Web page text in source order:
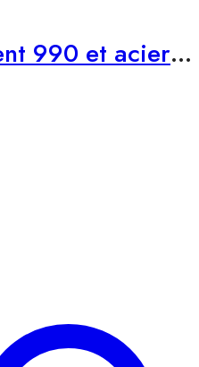
Collier Nova argent 990 et acier inoxydable